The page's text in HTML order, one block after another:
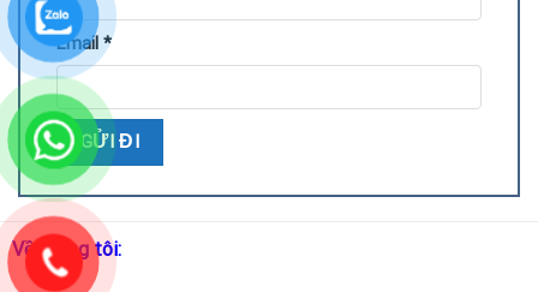
Email *
Về chúng tôi: